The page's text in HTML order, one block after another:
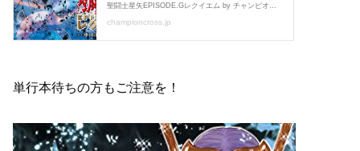
単行本待ちの方もご注意を！